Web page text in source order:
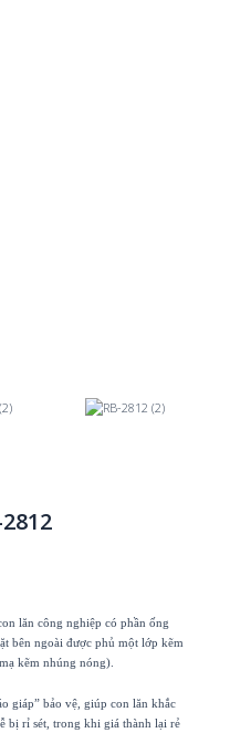
lăn công nghiệp có phần ống
bên ngoài được phủ một lớp kẽm
kẽm nhúng nóng).
giáp” bảo vệ, giúp con lăn khắc
bị rỉ sét, trong khi giá thành lại rẻ